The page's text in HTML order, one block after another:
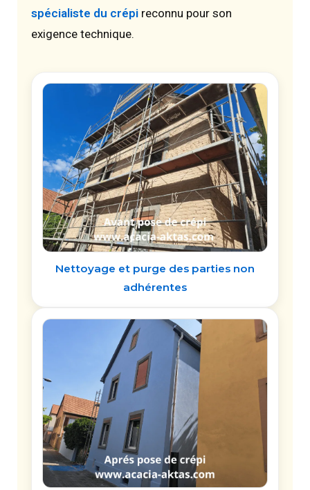
spécialiste du crépi reconnu pour son
exigence technique.
Nettoyage et purge des parties non
adhérentes